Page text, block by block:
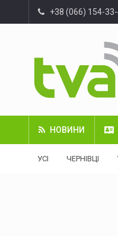
+38 (066) 154-
НОВИНИ
УСІ ЧЕРНІВЦІ